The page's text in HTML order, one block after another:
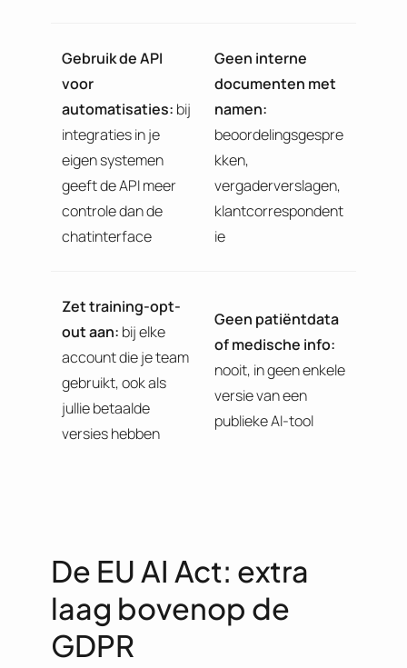
Gebruik de API
voor
automatisaties: bij
integraties in je
eigen systemen
geeft de API meer
controle dan de
chatinterface
Geen interne
documenten met
namen:
beoordelingsgespre
kken,
vergaderverslagen,
klantcorrespondent
ie
Zet training-opt-
out aan: bij elke
account die je team
gebruikt, ook als
jullie betaalde
versies hebben
Geen patiëntdata
of medische info:
nooit, in geen enkele
versie van een
publieke AI-tool
De EU AI Act: extra
laag bovenop de
GDPR